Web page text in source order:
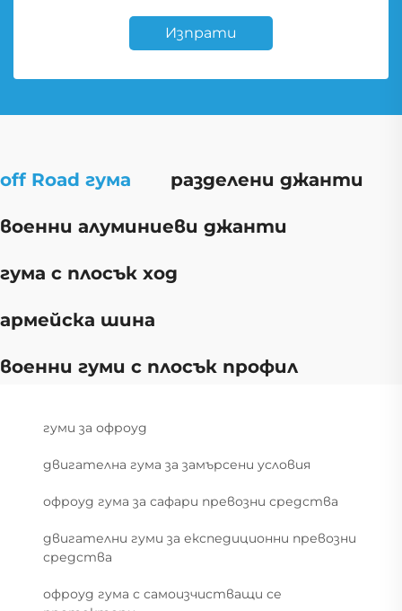
Изпрати
off Road гума разделени джанти
военни алуминиеви джанти
гума с плосък ход
армейска шина
военни гуми с плосък профил
гуми за офроуд
двигателна гума за замърсени условия
офроуд гума за сафари превозни средства
двигателни гуми за експедиционни превозни
средства
офроуд гума с самоизчистващи се